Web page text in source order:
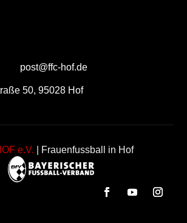
post@ffc-hof.de
50, 95028 Hof
e.V. | Frauenfussball in Hof